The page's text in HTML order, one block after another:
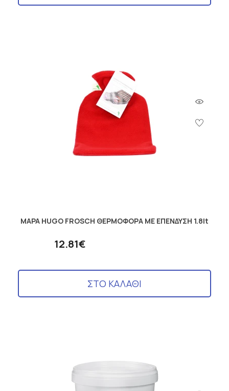
MAPA HUGO FROSCH ΘΕΡΜΟΦΟΡΑ ΜΕ ΕΠΕΝΔΥΣΗ 1.8lt
12.81€
ΣΤΟ ΚΑΛΑΘΙ